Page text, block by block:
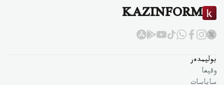
KAZINFORM
بوليمدەر
وقيعا